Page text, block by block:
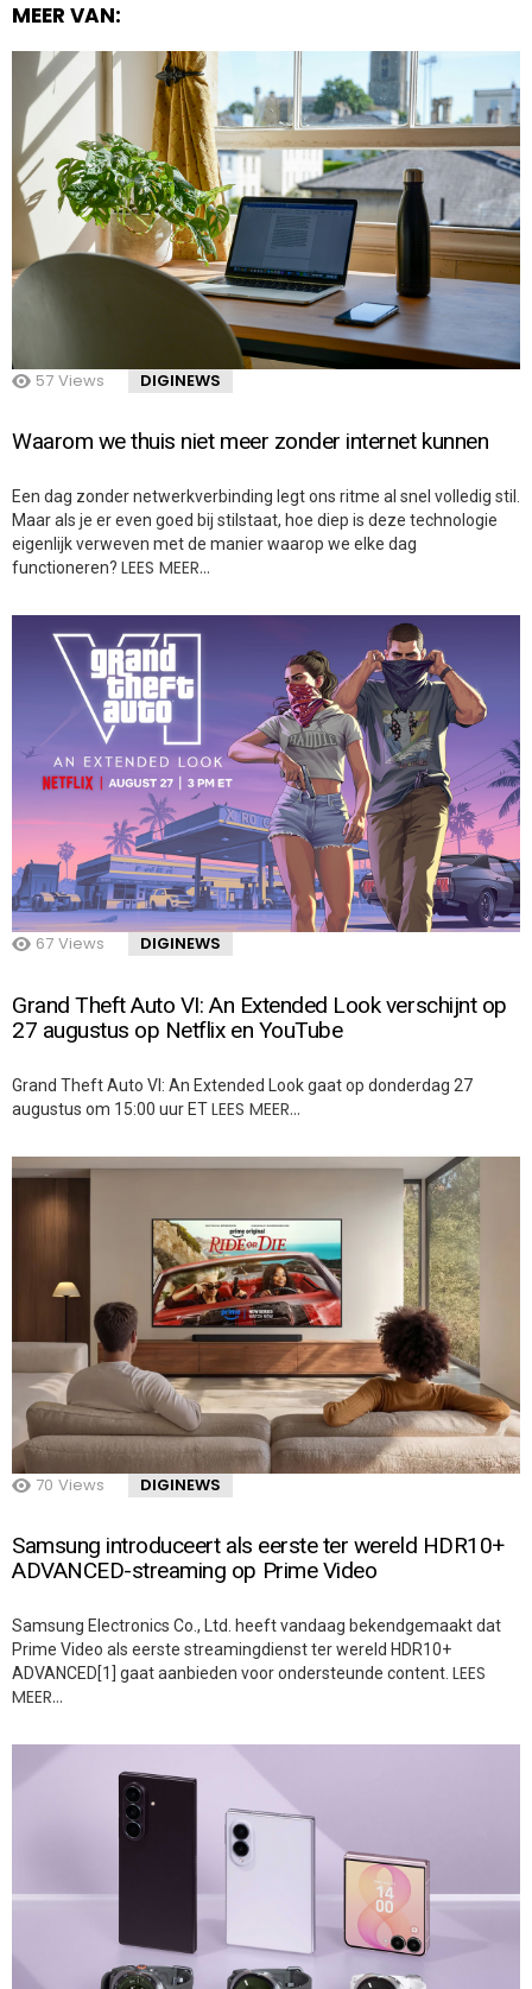
MEER VAN:
57 Views DIGINEWS
Waarom we thuis niet meer zonder internet kunnen
Een dag zonder netwerkverbinding legt ons ritme al snel volledig stil.
Maar als je er even goed bij stilstaat, hoe diep is deze technologie
eigenlijk verweven met de manier waarop we elke dag
functioneren? LEES MEER…
67 Views DIGINEWS
Grand Theft Auto VI: An Extended Look verschijnt op
27 augustus op Netflix en YouTube
Grand Theft Auto VI: An Extended Look gaat op donderdag 27
augustus om 15:00 uur ETLEES MEER…
70 Views DIGINEWS
Samsung introduceert als eerste ter wereld HDR10+
ADVANCED-streaming op Prime Video
Samsung Electronics Co., Ltd. heeft vandaag bekendgemaakt dat
Prime Video als eerste streamingdienst ter wereld HDR10+
ADVANCED[1] gaat aanbieden voor ondersteunde content. LEES
MEER…